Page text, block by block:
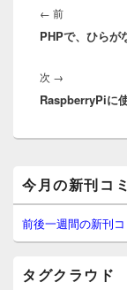
稿
ナ
ゲ
ー
シ
← 前前
の
PHPで、ひらが
次 →
の
稿:
RaspberryPiに
イ
ン
サ
イ
今月の新刊コ
前後一週間の新刊
タグクラウド